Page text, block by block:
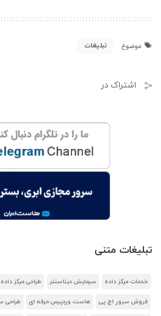
موضوع تبلیغات
اشتراک در
تبلیغات متنی
خدمات مرکز داده سرمایش دیتاسنتر طراحی مرکز داده
فروش سرور اچ پی هاست وردپرس حرفه ای طراحی